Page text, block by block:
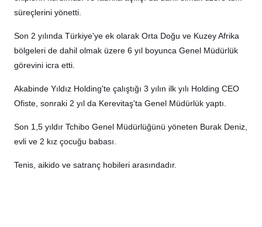
süreçlerini yönetti.
Son 2 yılında Türkiye'ye ek olarak Orta Doğu ve Kuzey Afrika
bölgeleri de dahil olmak üzere 6 yıl boyunca Genel Müdürlük
görevini icra etti.
Akabinde Yıldız Holding'te çalıştığı 3 yılın ilk yılı Holding CEO
Ofiste, sonraki 2 yıl da Kerevitaş'ta Genel Müdürlük yaptı.
Son 1,5 yıldır Tchibo Genel Müdürlüğünü yöneten Burak Deniz,
evli ve 2 kız çocuğu babası.
Tenis, aikido ve satranç hobileri arasındadır.